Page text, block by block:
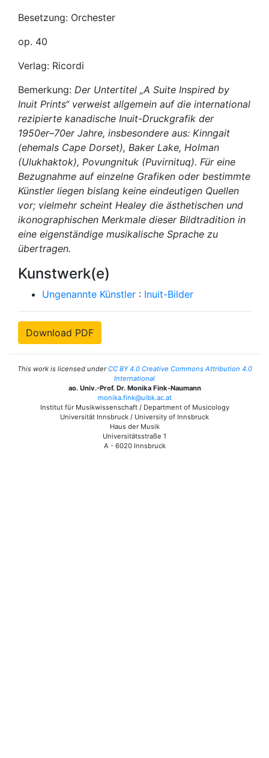
Besetzung: Orchester
op. 40
Verlag: Ricordi
Bemerkung: Der Untertitel „A Suite Inspired by
Inuit Prints“ verweist allgemein auf die international
rezipierte kanadische Inuit-Druckgrafik der
1950er–70er Jahre, insbesondere aus: Kinngait
(ehemals Cape Dorset), Baker Lake, Holman
(Ulukhaktok), Povungnituk (Puvirnituq). Für eine
Bezugnahme auf einzelne Grafiken oder bestimmte
Künstler liegen bislang keine eindeutigen Quellen
vor; vielmehr scheint Healey die ästhetischen und
ikonographischen Merkmale dieser Bildtradition in
eine eigenständige musikalische Sprache zu
übertragen.
Kunstwerk(e)
Ungenannte Künstler : Inuit-Bilder
Download PDF
This work is licensed underCC BY 4.0 Creative Commons Attribution 4.0
International
ao. Univ.-Prof. Dr. Monika Fink-Naumann
monika.fink@uibk.ac.at
Institut für Musikwissenschaft / Department of Musicology
Universität Innsbruck / University of Innsbruck
Haus der Musik
Universitätsstraße 1
A - 6020 Innsbruck